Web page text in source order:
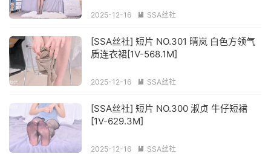
2025-12-16  SSA丝社
[SSA丝社] 短片 NO.301 晴岚 白色方领气
质连衣裙[1V-568.1M]
2025-12-16  SSA丝社
[SSA丝社] 短片 NO.300 淑贞 牛仔短裙
[1V-629.3M]
2025-12-16  SSA丝社